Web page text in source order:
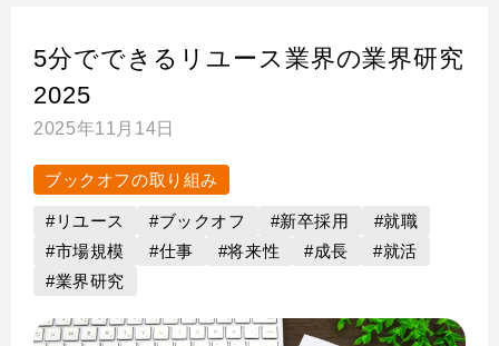
5分でできるリユース業界の業界研究
2025
2025年11月14日
ブックオフの取り組み
#リユース #ブックオフ #新卒採用
#就職
#市場規模
#仕事 #将来性 #成長
#就活
#業界研究